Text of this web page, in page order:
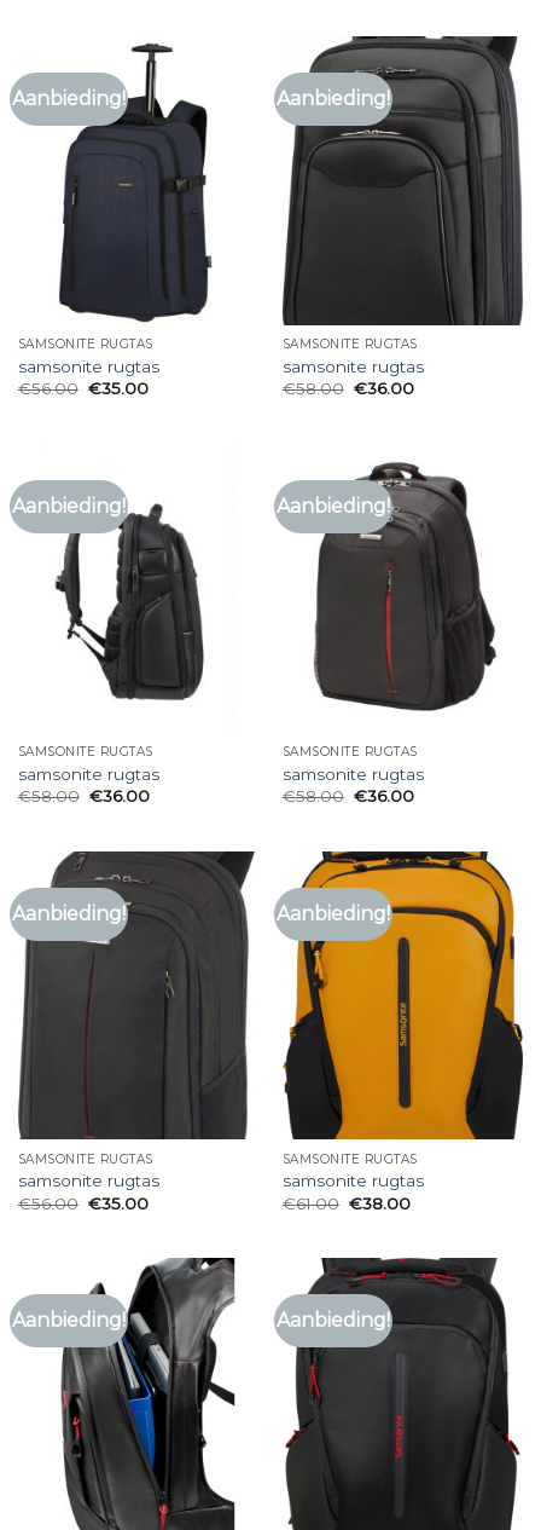
Aanbieding!
SAMSONITE RUGTAS
samsonite rugtas
€56.00 €35.00
Aanbieding!
SAMSONITE RUGTAS
samsonite rugtas
€58.00 €36.00
Aanbieding!
SAMSONITE RUGTAS
samsonite rugtas
€58.00 €36.00
Aanbieding!
SAMSONITE RUGTAS
samsonite rugtas
€58.00 €36.00
Aanbieding!
SAMSONITE RUGTAS
samsonite rugtas
€56.00 €35.00
Aanbieding!
SAMSONITE RUGTAS
samsonite rugtas
€61.00 €38.00
Aanbieding! Aanbieding!